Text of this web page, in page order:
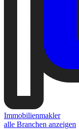
Immobilienmakler
alle Branchen anzeigen